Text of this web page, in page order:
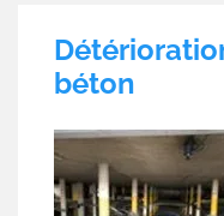
béton